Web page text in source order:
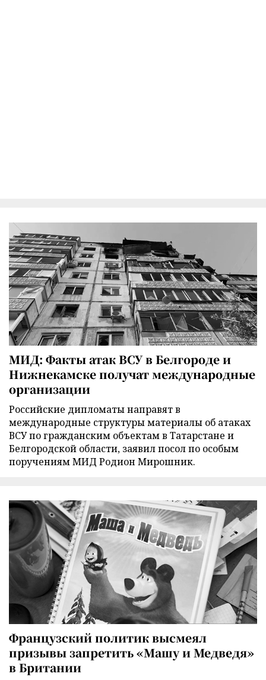
МИД: Факты атак ВСУ в Белгороде и
Нижнекамске получат международные
организации
Российские дипломаты направят в
международные структуры материалы об атаках
ВСУ по гражданским объектам в Татарстане и
Белгородской области, заявил посол по особым
поручениям МИД Родион Мирошник.
Французский политик высмеял
призывы запретить «Машу и Медведя»
в Британии